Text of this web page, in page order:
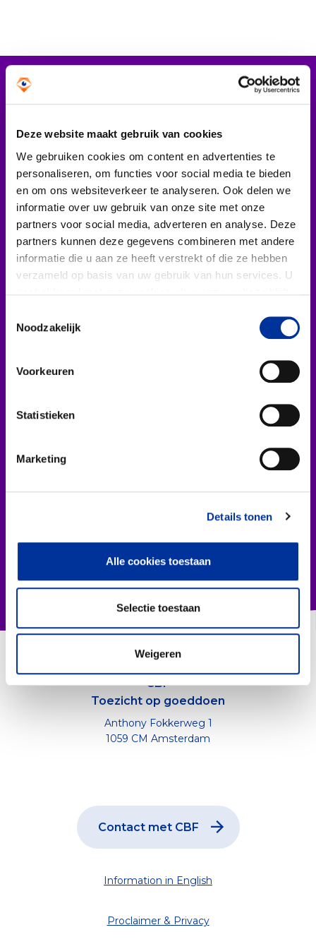
Deze website maakt gebruik van cookies
We gebruiken cookies om content en advertenties te
personaliseren, om functies voor social media te bieden
en om ons websiteverkeer te analyseren. Ook delen we
informatie over uw gebruik van onze site met onze
partners voor social media, adverteren en analyse. Deze
partners kunnen deze gegevens combineren met andere
informatie die u aan ze heeft verstrekt of die ze hebben
verzameld op basis van uw gebruik van hun services. U
Noodzakelijk
Voorkeuren
Statistieken
Marketing
Details tonen
Alle cookies toestaan
Selectie toestaan
Weigeren
Data & Onderzoek
Betrouwbare data over goede doelen
State of the Sector
Het Nederlandse Donateurspanel
Contact & Signalen
Check keurmerk goede doelen
Collecterooster/wervingrooster
Nieuws
Veelgestelde vragen
Vergelijkbare artikelen
16 maart 2023
In de spotlights:
Stichting
Hartekind
Eén keer per maand zetten wij
een van onze Erkende Goede
de uitdagingen en hoe draagt...
Lees dit artikel
30 maart
De
Op 8 maart
een dag
aanleiding
Lees dit
CBF
Toezicht op goeddoen
Anthony Fokkerweg 1
1059 CM Amsterdam
Contact met CBF
Information in English
Proclaimer & Privacy